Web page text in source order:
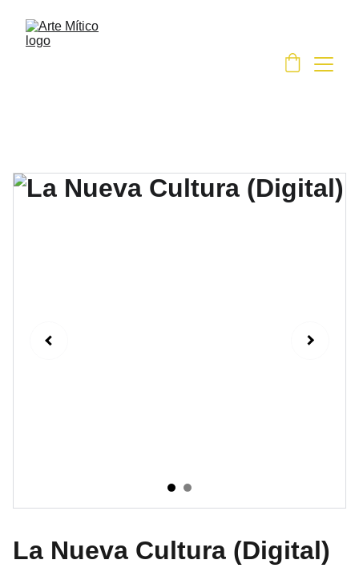
La Nueva Cultura (Digital)